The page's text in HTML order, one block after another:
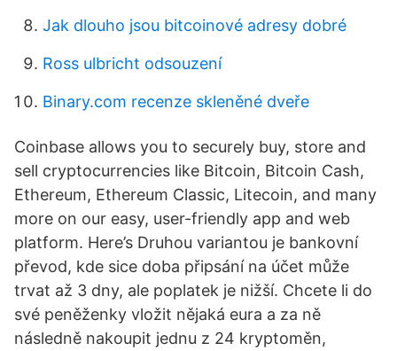
Jak dlouho jsou bitcoinové adresy dobré
Ross ulbricht odsouzení
Binary.com recenze skleněné dveře
Coinbase allows you to securely buy, store and
sell cryptocurrencies like Bitcoin, Bitcoin Cash,
Ethereum, Ethereum Classic, Litecoin, and many
more on our easy, user-friendly app and web
platform. Here’s Druhou variantou je bankovní
převod, kde sice doba připsání na účet může
trvat až 3 dny, ale poplatek je nižší. Chcete li do
své peněženky vložit nějaká eura a za ně
následně nakoupit jednu z 24 kryptoměn,